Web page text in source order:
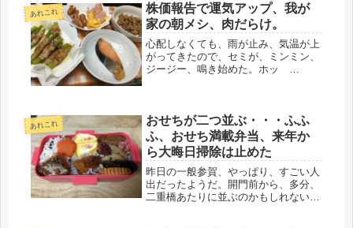
あれこれ
株価報告で運気アップ、我が
家の朝メシ、肉だらけ。
心配しなくても、雨が止み、気温が上
がってきたので、セミが、ミンミン、
ジージー、鳴き始めた。ホッ
を整理していない。たまに、雑草を
引...
あれこれ
おせちが二つ並ぶ・・・ふふ
ふ、おせち満載弁当、来年か
ら大晦日掃除は止めた
昨日の一般参賀、やっぱり、すごい人
出だったようだ。開門前から、多分、
二重橋あたりに並ぶのかもしれない